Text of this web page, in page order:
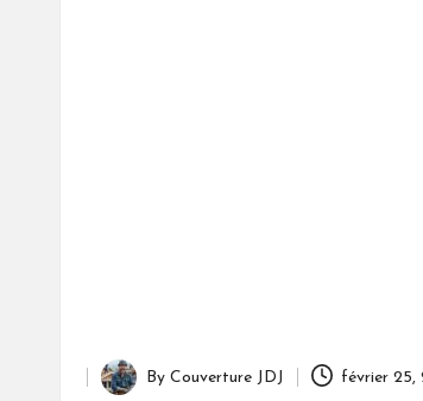
Posted
By Couverture JDJ février 25,